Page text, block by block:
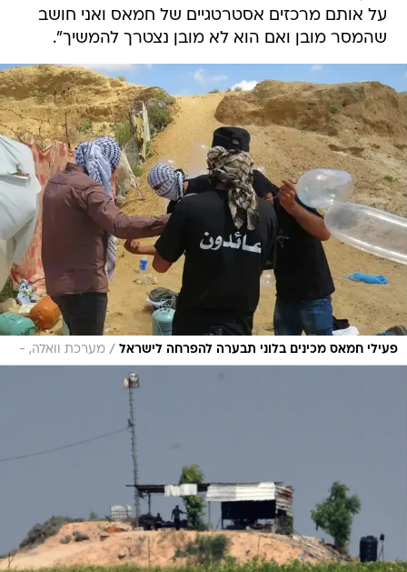
על אותם מרכזים אסטרטגיים של חמאס ואני חושב
שהמסר מובן ואם הוא לא מובן נצטרך להמשיך".
פעילי חמאס מכינים בלוני תבערה להפרחה לישראל / מערכת וואלה, -